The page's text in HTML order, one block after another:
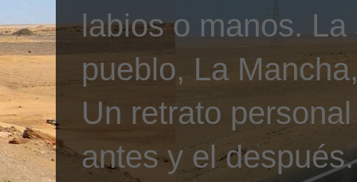
labios o manos.
pueblo, La
Un retrato
antes y el después.